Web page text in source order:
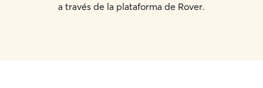
a través de la plataforma de Rover.